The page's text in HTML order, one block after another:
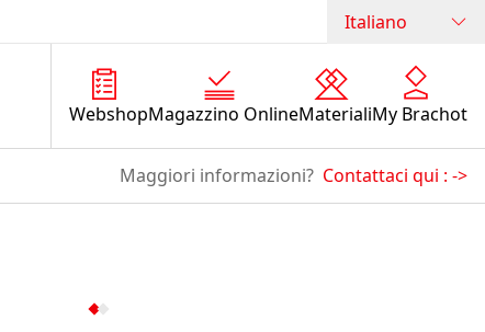
Italiano
WebshopMagazzino OnlineMaterialiMy Brachot
Maggiori informazioni? Contattaci qui : ->